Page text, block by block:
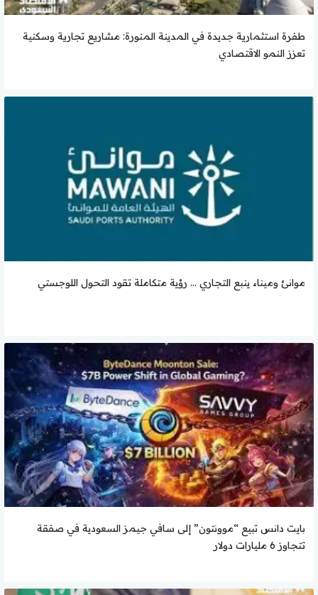
طفرة استثمارية جديدة في المدينة المنورة: مشاريع تجارية وسكنية
تعزز النمو الاقتصادي
موانئ وميناء ينبع التجاري … رؤية متكاملة تقود التحول اللوجستي
بايت دانس تبيع “موونتون” إلى سافي جيمز السعودية في صفقة
تتجاوز 6 مليارات دولار